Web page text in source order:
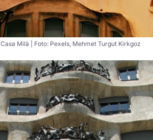
Casa Milà | Foto: Pexels, Mehmet Turgut Kirkgoz